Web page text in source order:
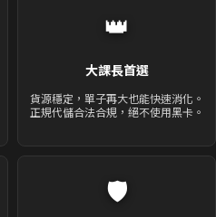
👑
大課長首選
貨源穩定，單子再大也能快速消化。
正規代儲合法合規，絕不使用黑卡。
🛡️